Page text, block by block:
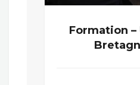
Formation